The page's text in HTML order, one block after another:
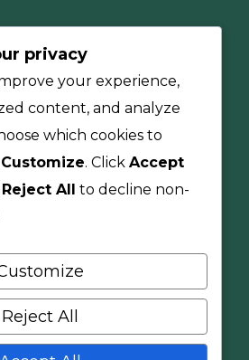
a través del
privacy
your experience,
content, and analyze
which cookies to
Customize. Click Accept
Reject All to decline non-
Reject All